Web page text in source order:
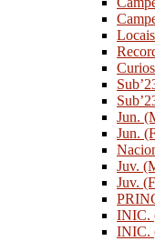
Jun.
Jun.
Juv.
Juv.
INIC.
INIC.